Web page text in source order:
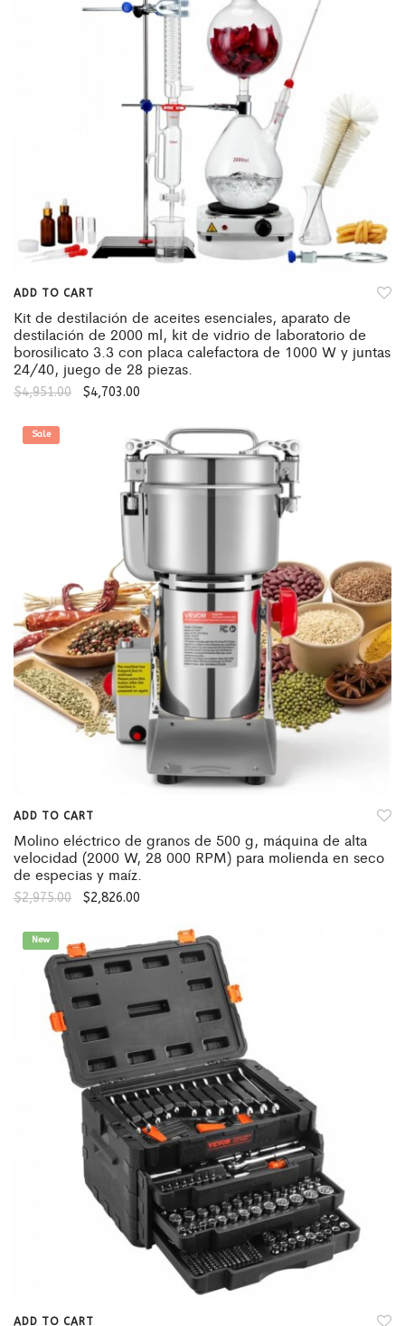
ADD TO CART
Kit de destilación de aceites esenciales, aparato de
destilación de 2000 ml, kit de vidrio de laboratorio de
borosilicato 3.3 con placa calefactora de 1000 W y juntas
24/40, juego de 28 piezas.
$4,951.00 $4,703.00
Sale
ADD TO CART
Molino eléctrico de granos de 500 g, máquina de alta
velocidad (2000 W, 28 000 RPM) para molienda en seco
de especias y maíz.
$2,975.00 $2,826.00
New
ADD TO CART